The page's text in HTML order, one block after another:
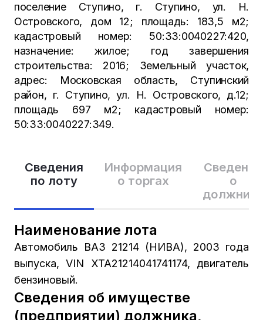
Сведения
по лоту
Информация
о торгах
Сведения
о
Наименование лота
Автомобиль ВАЗ 21214 (НИВА), 2003 года
выпуска, VIN XTA21214041741174, двигатель
бензиновый.
Сведения об имуществе
(предприятии) должника,
поселение Ступино, г. Ступино, ул. Н.
Островского, дом 12; площадь: 183,5 м2;
кадастровый номер: 50:33:0040227:420,
назначение: жилое; год завершения
строительства: 2016; Земельный участок,
адрес: Московская область, Ступинский
район, г. Ступино, ул. Н. Островского, д.12;
площадь 697 м2; кадастровый номер:
50:33:0040227:349.